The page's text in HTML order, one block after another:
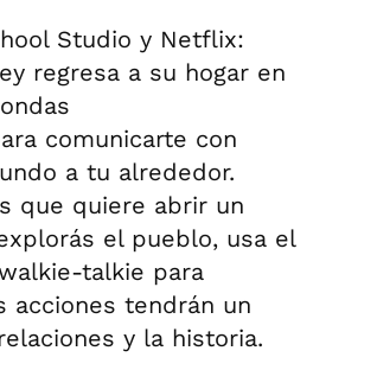
Studio y Netflix:
regresa a su hogar en
comunicarte con
a tu alrededor.
que quiere abrir un
el pueblo, usa el
talkie para
acciones tendrán un
y la historia.